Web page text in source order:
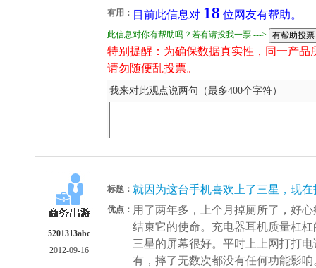
有用： 目前此信息对 18 位网友有帮助。
此信息对你有帮助吗？若有请投我一票 --->
特别提醒：为确保数据真实性，同一产
请勿随便乱投票。
我来对此观点说两句（最多400个字符）
5201313abc
2012-09-16
标题： 就因为这台手机喜欢上了三星，现在
优点： 用了两年多，上个月掉厕所了，好
结束它的使命。充电器耳机质量杠
三星的屏幕很好。平时上上网打打
有，摔了无数次都没有任何功能影响